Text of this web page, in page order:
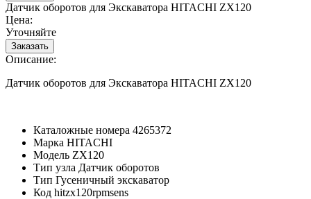
Датчик оборотов для Экскаватора HITACHI ZX120
Цена:
Уточняйте
Описание:
Датчик оборотов для Экскаватора HITACHI ZX120
Каталожные номера 4265372
Марка HITACHI
Модель ZX120
Тип узла Датчик оборотов
Тип Гусеничный экскаватор
Код hitzx120rpmsens